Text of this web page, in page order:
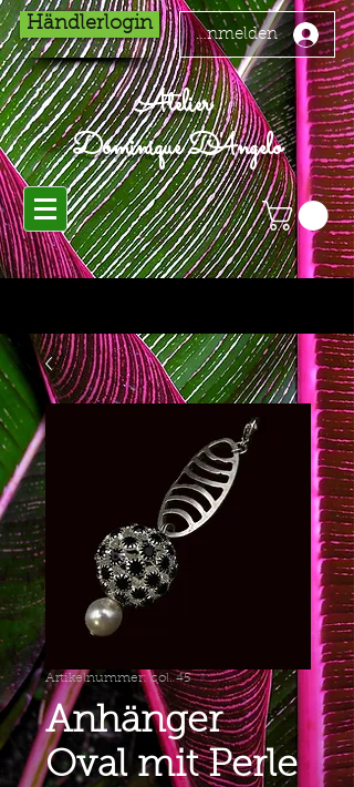
Händlerlogin
Anmelden
Atelier
Dominique D'Angelo
Artikelnummer: col. 45
Anhänger
Oval mit Perle